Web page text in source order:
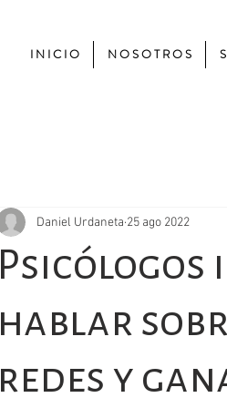
I N I C I O N O S O T R O S
Psicólogos
hablar
redes y
Daniel Urdaneta 25 ago 2022